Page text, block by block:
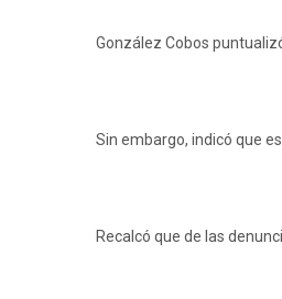
González Cobos
Sin embargo, indicó que
Recalcó que de las